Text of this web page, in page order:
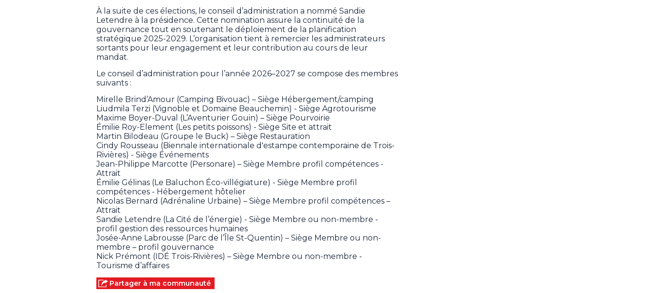
À la suite de ces élections, le conseil d’administration a nommé Sandie
Letendre à la présidence. Cette nomination assure la continuité de la
gouvernance tout en soutenant le déploiement de la planification
stratégique 2025-2029. L’organisation tient à remercier les administrateurs
sortants pour leur engagement et leur contribution au cours de leur
mandat.
Le conseil d’administration pour l’année 2026–2027 se compose des membres
suivants :
Mirelle Brind’Amour (Camping Bivouac) – Siège Hébergement/camping
Liudmila Terzi (Vignoble et Domaine Beauchemin) - Siège Agrotourisme
Maxime Boyer-Duval (L’Aventurier Gouin) – Siège Pourvoirie
Émilie Roy-Element (Les petits poissons) - Siège Site et attrait
Martin Bilodeau (Groupe le Buck) – Siège Restauration
Cindy Rousseau (Biennale internationale d'estampe contemporaine de Trois-
Rivières) - Siège Événements
Jean-Philippe Marcotte (Personare) – Siège Membre profil compétences -
Attrait
Émilie Gélinas (Le Baluchon Éco-villégiature) - Siège Membre profil
compétences - Hébergement hôtelier
Nicolas Bernard (Adrénaline Urbaine) – Siège Membre profil compétences –
Attrait
Sandie Letendre (La Cité de l’énergie) - Siège Membre ou non-membre -
profil gestion des ressources humaines
Josée-Anne Labrousse (Parc de l’Île St-Quentin) – Siège Membre ou non-
membre – profil gouvernance
Nick Prémont (IDÉ Trois-Rivières) – Siège Membre ou non-membre -
Tourisme d’affaires
Partager à ma communauté